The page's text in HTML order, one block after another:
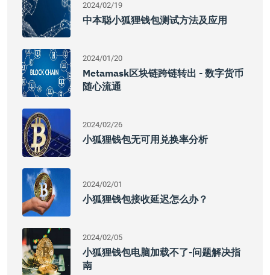
2024/02/19
中本聪小狐狸钱包测试方法及应用
2024/01/20
Metamask区块链跨链转出 - 数字货币
随心流通
2024/02/26
小狐狸钱包无可用兑换率分析
2024/02/01
小狐狸钱包接收延迟怎么办？
2024/02/05
小狐狸钱包电脑加载不了-问题解决指
南